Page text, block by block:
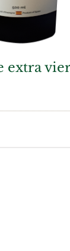
extra